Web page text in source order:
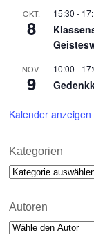
OKT.
8
15:30 -
NOV.
9
10:00 -
Kalender anzeigen
Kategorien
Kategorien
Autoren